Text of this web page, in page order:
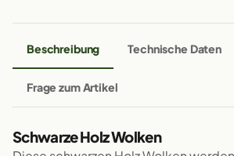
Beschreibung Technische Daten
Frage zum Artikel
Schwarze Holz Wolken